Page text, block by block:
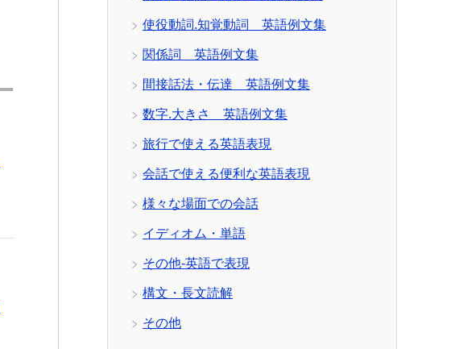
使役動詞.知覚動詞 英語例文集
関係詞 英語例文集
間接話法・伝達 英語例文集
数字.大きさ 英語例文集
旅行で使える英語表現
会話で使える便利な英語表現
様々な場面での会話
イディオム・単語
その他-英語で表現
構文・長文読解
その他